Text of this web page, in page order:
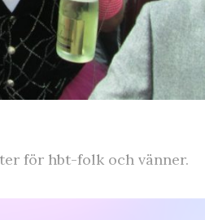
för hbt-folk och vänner.